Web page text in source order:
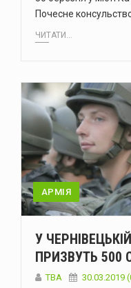
Почесне
ЧИТАТИ...
АРМІЯ
У
ПРИЗВУТЬ 500
TBA 30.03.2019